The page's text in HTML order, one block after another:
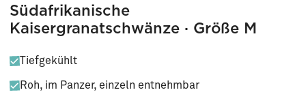
Südafrikanische
Kaisergranatschwänze · Größe M
Tiefgekühlt
Roh, im Panzer, einzeln entnehmbar